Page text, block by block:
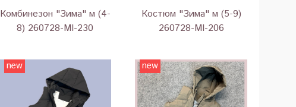
Комбинезон "Зима" м (4-
8) 260728-MI-230
Костюм "Зима" м (5-9)
260728-MI-206
new new